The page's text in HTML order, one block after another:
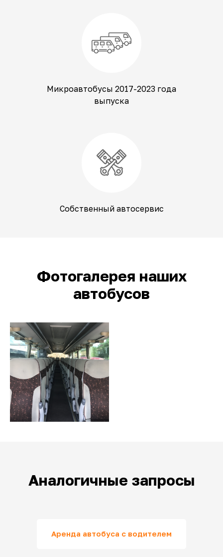
Микроавтобусы 2017-2023 года
выпуска
Собственный автосервис
Фотогалерея наших
автобусов
Аналогичные запросы
Аренда автобуса с водителем